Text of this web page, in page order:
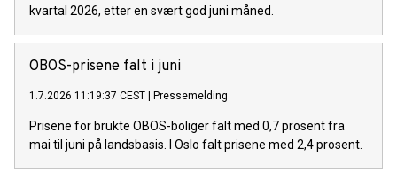
kvartal 2026, etter en svært god juni måned.
OBOS-prisene falt i juni
1.7.2026 11:19:37 CEST Pressemelding
Prisene for brukte OBOS-boliger falt med 0,7 prosent fra
mai til juni på landsbasis. I Oslo falt prisene med 2,4 prosent.